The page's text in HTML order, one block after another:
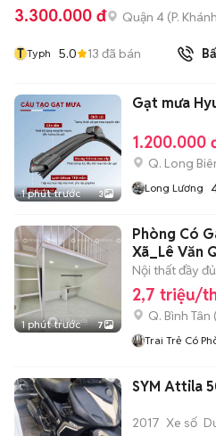
3.300.000 đ Quận 4 (P.
T Typh 5.0 13 đã bán
1 phút trước 3
Gạt mưa
1.200.000
Q. Long
Long Lương
1 phút trước 7
Phòng Có
Xã_Lê Văn
VHU
Nội thất đầy đủ
2,7 triệu/
Q. Bình Tân
Trai Trẻ Có
SYM Attila
2017 Xe số